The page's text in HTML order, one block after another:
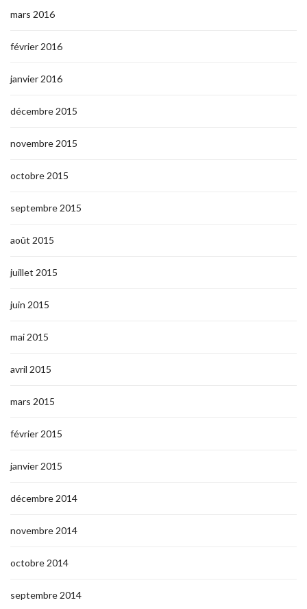
mars 2016
février 2016
janvier 2016
décembre 2015
novembre 2015
octobre 2015
septembre 2015
août 2015
juillet 2015
juin 2015
mai 2015
avril 2015
mars 2015
février 2015
janvier 2015
décembre 2014
novembre 2014
octobre 2014
septembre 2014